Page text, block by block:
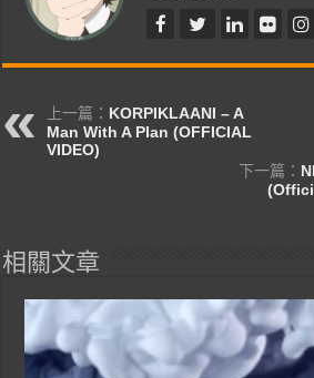
上一篇： KORPIKLAANI – A
Man With A Plan (OFFICIAL
VIDEO)
下一篇：
相關文章